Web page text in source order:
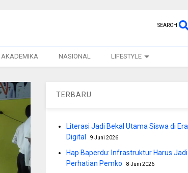
SEARCH
AKADEMIKA NASIONAL LIFESTYLE
TERBARU
Literasi Jadi Bekal Utama Siswa di Era
Digital
9 Juni 2026
Hap Baperdu: Infrastruktur Harus Jadi
Perhatian Pemko
8 Juni 2026